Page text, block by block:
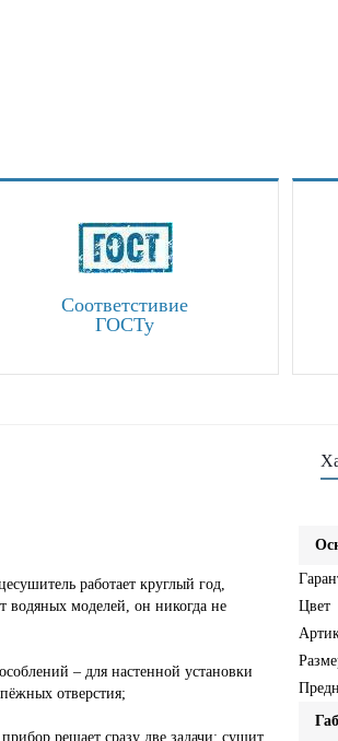
Соответстивие
ГОСТу
работает круглый год,
водяных моделей, он никогда не
– для настенной установки
отверстия;
решает сразу две задачи: сушит
Цвет